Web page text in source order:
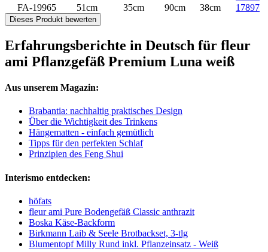
FA-19965
51cm 35cm 90cm 38cm 17897
Dieses Produkt bewerten
Erfahrungsberichte in Deutsch für fleur
ami Pflanzgefäß Premium Luna weiß
Aus unserem Magazin:
Brabantia: nachhaltig praktisches Design
Über die Wichtigkeit des Trinkens
Hängematten - einfach gemütlich
Tipps für den perfekten Schlaf
Prinzipien des Feng Shui
Interismo entdecken:
höfats
fleur ami Pure Bodengefäß Classic anthrazit
Boska Käse-Backform
Birkmann Laib & Seele Brotbackset, 3-tlg
Blumentopf Milly Rund inkl. Pflanzeinsatz - Weiß